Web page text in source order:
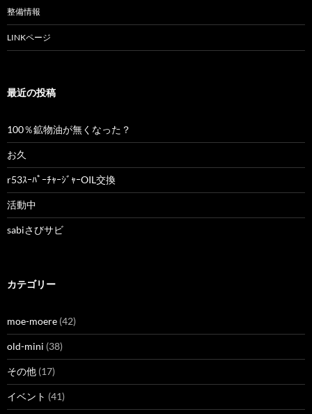
ン
整備情報
LINKページ
最近の投稿
100％鉱物油が無くなった？
お久
r53ｽｰﾊﾟｰﾁｬｰｼﾞｬｰOIL交換
活動中
sabiさびサビ
カテゴリー
moe-moere (42)
old-mini (38)
その他 (17)
イベント (41)